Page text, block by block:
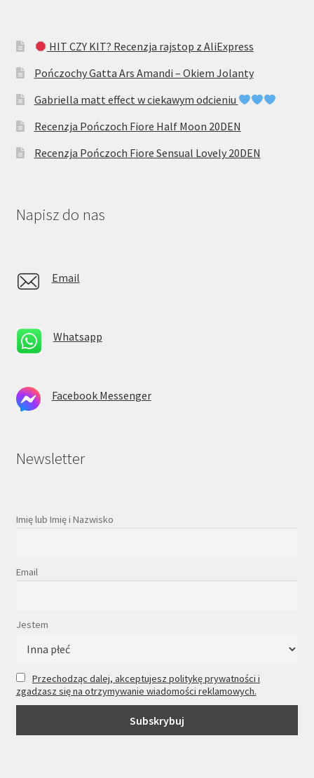
HIT CZY KIT? Recenzja rajstop z AliExpress
Pończochy Gatta Ars Amandi – Okiem Jolanty
Gabriella matt effect w ciekawym odcieniu
Recenzja Pończoch Fiore Half Moon 20DEN
Recenzja Pończoch Fiore Sensual Lovely 20DEN
Napisz do nas
Email
Whatsapp
Facebook Messenger
Newsletter
Imię lub Imię i Nazwisko
Email
Jestem
Przechodząc dalej, akceptujesz politykę prywatności i
zgadzasz się na otrzymywanie wiadomości reklamowych.